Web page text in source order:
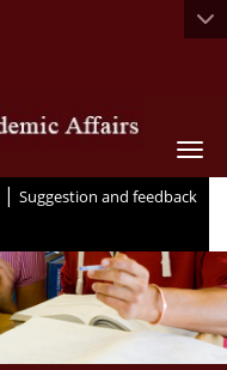
| Suggestion and feedback